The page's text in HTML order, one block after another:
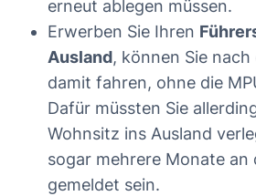
erneut ablegen müssen.
Erwerben Sie Ihren
Ausland, können Sie
damit fahren, ohne die
Dafür müssten Sie
Wohnsitz ins Ausland
sogar mehrere Monate an
gemeldet sein.